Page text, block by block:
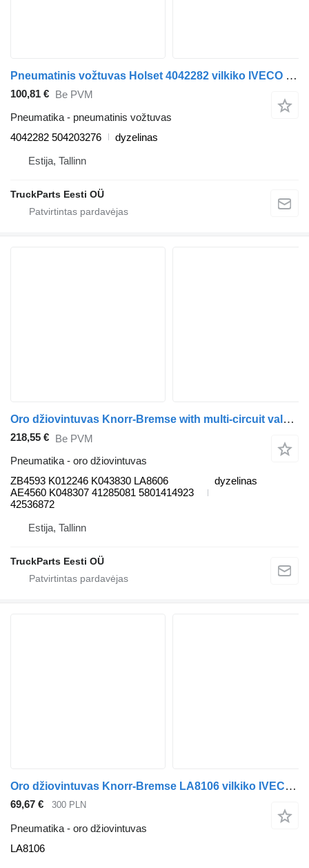
Pneumatinis vožtuvas Holset 4042282 vilkiko IVECO Stralis, Trakker (2002-)
100,81 €
Be PVM
Pneumatika - pneumatinis vožtuvas
4042282 504203276
dyzelinas
Estija, Tallinn
TruckParts Eesti OÜ
Oro džiovintuvas Knorr-Bremse with multi-circuit valve ZB4593 vilkiko IVECO Stralis, Trakker (2002-)
218,55 € Be PVM
Pneumatika - oro džiovintuvas
ZB4593 K012246 K043830 LA8606
AE4560 K048307 41285081 5801414923
42536872
dyzelinas
Estija, Tallinn
TruckParts Eesti OÜ
Oro džiovintuvas Knorr-Bremse LA8106 vilkiko IVECO Stralis
69,67 € 300 PLN
Pneumatika - oro džiovintuvas
LA8106